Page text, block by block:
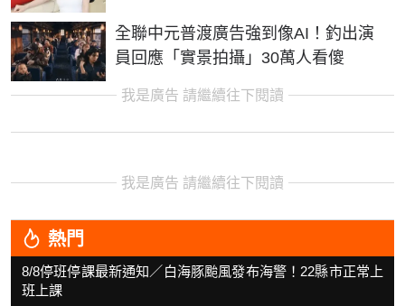
全聯中元普渡廣告強到像AI！釣出演
員回應「實景拍攝」30萬人看傻
我是廣告 請繼續往下閱讀
我是廣告 請繼續往下閱讀
熱門
8/8停班停課最新通知／白海豚颱風發布海警！22縣市正常上
班上課